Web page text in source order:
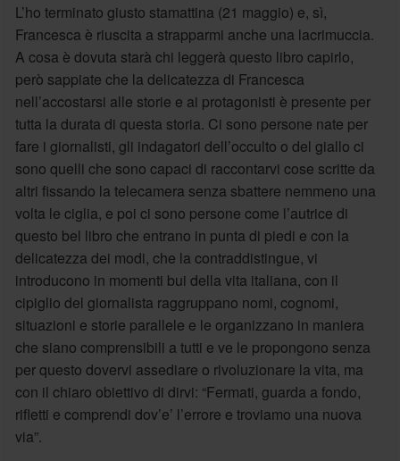
L’ho terminato giusto stamattina (21 maggio) e, sì,
Francesca è riuscita a strapparmi anche una lacrimuccia.
A cosa è dovuta starà chi leggerà questo libro capirlo,
però sappiate che la delicatezza di Francesca
nell’accostarsi alle storie e ai protagonisti è presente per
tutta la durata di questa storia. Ci sono persone nate per
fare i giornalisti, gli indagatori dell’occulto o del giallo ci
sono quelli che sono capaci di raccontarvi cose scritte da
altri fissando la telecamera senza sbattere nemmeno una
volta le ciglia, e poi ci sono persone come l’autrice di
questo bel libro che entrano in punta di piedi e con la
delicatezza dei modi, che la contraddistingue, vi
introducono in momenti bui della vita italiana, con il
cipiglio del giornalista raggruppano nomi, cognomi,
situazioni e storie parallele e le organizzano in maniera
che siano comprensibili a tutti e ve le propongono senza
per questo dovervi assediare o rivoluzionare la vita, ma
con il chiaro obiettivo di dirvi: “Fermati, guarda a fondo,
rifletti e comprendi dov’e’ l’errore e troviamo una nuova
via”.